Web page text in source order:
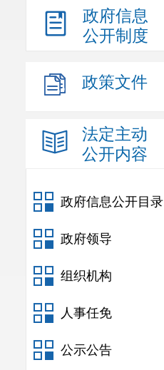
政府信息
公开制度
政策文件
法定主动
公开内容
政府信息公开目录
政府领导
组织机构
人事任免
公示公告